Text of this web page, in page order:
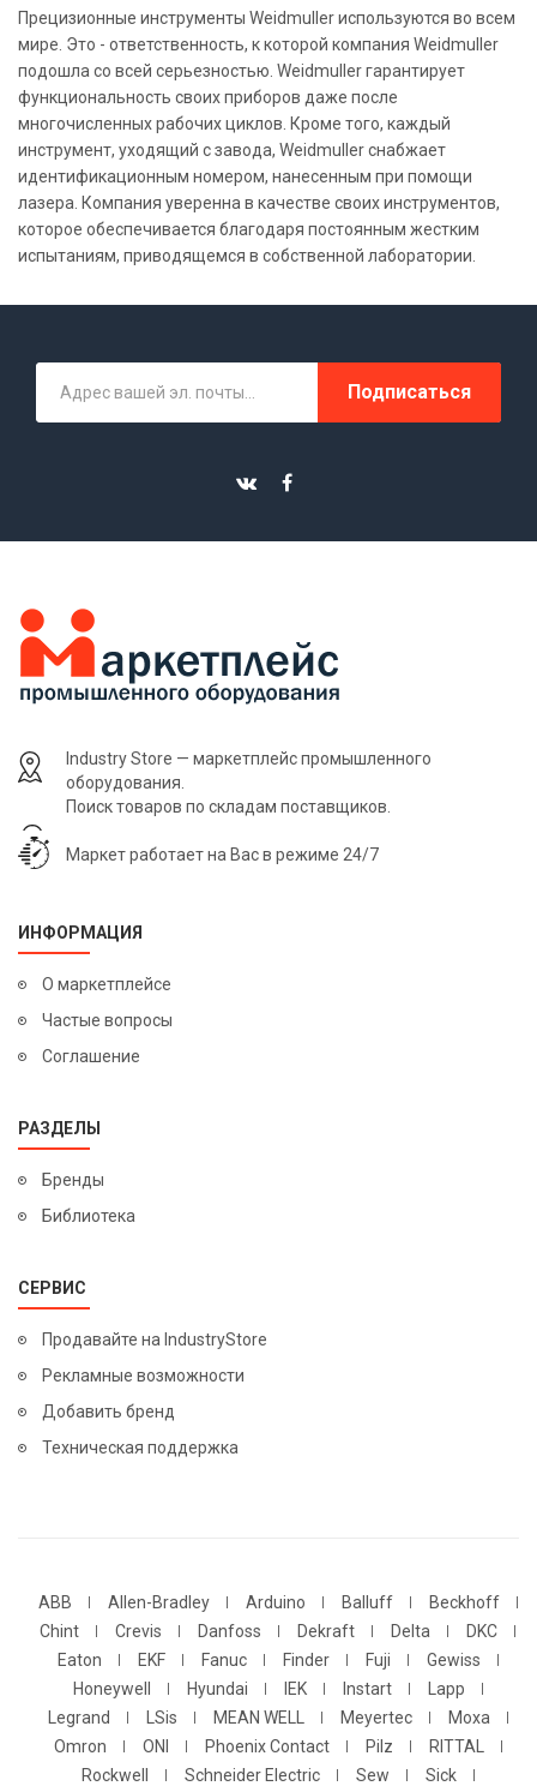
Прецизионные инструменты Weidmuller используются во всем
мире. Это - ответственность, к которой компания Weidmuller
подошла со всей серьезностью. Weidmuller гарантирует
функциональность своих приборов даже после
многочисленных рабочих циклов. Кроме того, каждый
инструмент, уходящий с завода, Weidmuller снабжает
идентификационным номером, нанесенным при помощи
лазера. Компания уверенна в качестве своих инструментов,
которое обеспечивается благодаря постоянным жестким
испытаниям, приводящемся в собственной лаборатории.
Подписаться
Industry Store — маркетплейс промышленного
оборудования.
Поиск товаров по складам поставщиков.
Маркет работает на Вас в режиме 24/7
ИНФОРМАЦИЯ
О маркетплейсе
Частые вопросы
Соглашение
РАЗДЕЛЫ
Бренды
Библиотека
СЕРВИС
Продавайте на IndustryStore
Рекламные возможности
Добавить бренд
Техническая поддержка
ABB Allen-Bradley Arduino Balluff
Beckhoff
Chint
Crevis Danfoss Dekraft Delta
DKC
Eaton
EKF Fanuc Finder Fuji
Gewiss
Honeywell
Hyundai IEK Instart
Lapp
Legrand
LSis MEAN WELL Meyertec
Moxa
Omron
ONI Phoenix Contact Pilz
RITTAL
Rockwell
Schneider Electric Sew Sick